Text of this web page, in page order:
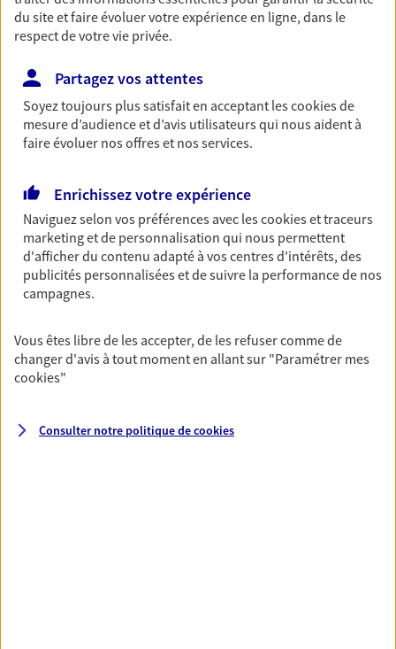
Découvrir les offres Épargne
Préparez sereinement ce nouveau chapitre de
votre vie avec les conseils d'un expert. Découvrez
notre solution PER (Plan Epargne Retraite)
spécialement conçue pour la retraite.
Découvrir l'offre Retraite
Prévoyance
Pour un avenir serein, assurez-vous avec notre
contrat prévoyance. Préservez vos proches en cas
d'accident ou de maladie en optant pour les
invalidité ou de décès.
Découvrir l'offre Prévoyance
Santé
du site et faire évoluer votre expérience en ligne, dans le
respect de votre vie privée.
Partagez vos attentes
Soyez toujours plus satisfait en acceptant lescookiesde
mesure d’audience et d’avis utilisateurs qui nous aident à
faire évoluer nos offres et nos services.
Enrichissez votre expérience
Naviguez selon vos préférences avec lescookies et traceurs
marketing et de personnalisation qui nous permettent
d'afficher du contenu adapté à vos centres d'intérêts, des
publicités personnalisées et de suivre la performance de nos
campagnes.
Vous êtes libre de les accepter, de les refuser comme de
changer d'avis à tout moment en allant sur "Paramétrer mes
cookies"
Consulter notre politique decookies